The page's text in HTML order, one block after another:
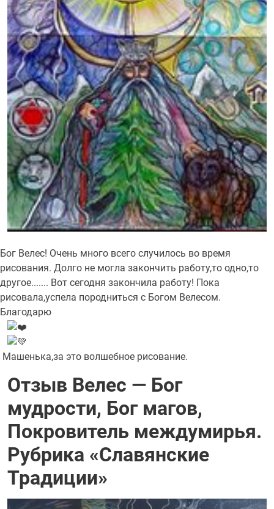
Бог Велес! Очень много всего случилось во время
рисования. Долго не могла закончить работу,то одно,то
другое....... Вот сегодня закончила работу! Пока
рисовала,успела породниться с Богом Велесом.
Благодарю
Машенька,за это волшебное рисование.
Отзыв Велес — Бог
мудрости, Бог магов,
Покровитель междумирья.
Рубрика «Славянские
Традиции»